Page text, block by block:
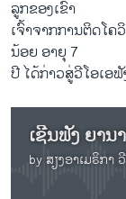
ລູກຂອງເຂົາ
ເຈົ້າຈາກການຕິດໂ
ນ້ອຍ ອາຍຸ 7
ປີ ໄດ້ກ່າວສູ່ວີໂອເອ
ເຊີນຟັງ ຍາ
by ສຽງອາເມຣິກາ
No